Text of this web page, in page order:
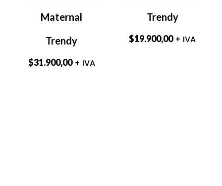
Maternal
Trendy
$31.900,00 + IVA
Trendy
$19.900,00 + IVA